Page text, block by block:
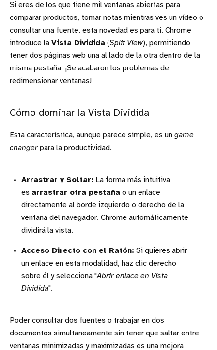
Si eres de los que tiene mil ventanas abiertas para
comparar productos, tomar notas mientras ves un vídeo o
consultar una fuente, esta novedad es para ti. Chrome
introduce la Vista Dividida (Split View), permitiendo
tener dos páginas web una al lado de la otra dentro de la
misma pestaña. ¡Se acabaron los problemas de
redimensionar ventanas!
Cómo dominar la Vista Dividida
Esta característica, aunque parece simple, es un game
changer para la productividad.
Arrastrar y Soltar: La forma más intuitiva
es arrastrar otra pestaña o un enlace
directamente al borde izquierdo o derecho de la
ventana del navegador. Chrome automáticamente
dividirá la vista.
Acceso Directo con el Ratón: Si quieres abrir
un enlace en esta modalidad, haz clic derecho
sobre él y selecciona "Abrir enlace en Vista
Dividida".
Poder consultar dos fuentes o trabajar en dos
documentos simultáneamente sin tener que saltar entre
ventanas minimizadas y maximizadas es una mejora